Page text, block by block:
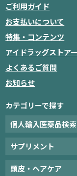
ご利用ガイド
お支払いについて
特集・コンテンツ
アイドラッグストア
よくあるご質問
お知らせ
カテゴリーで探す
個人輸入医薬品検索
サプリメント
頭皮・ヘアケア